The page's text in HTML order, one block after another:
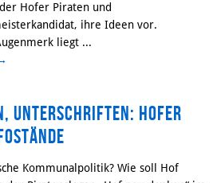
Hofer Piraten und
ihre Ideen vor.
liegt ...
Unterschriften: Hofer
Kommunalpolitik? Wie soll Hof